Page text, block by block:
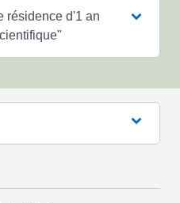
résidence d'1 an